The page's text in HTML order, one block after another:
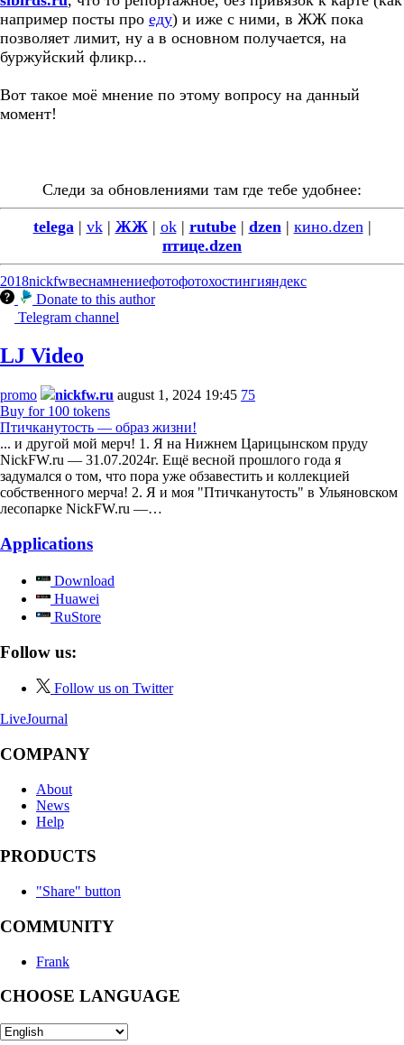
например посты про еду) и иже с ними, в ЖЖ пока
позволяет лимит, ну а в основном получается, на
буржуйский фликр...
Вот такое моё мнение по этому вопросу на данный
момент!
Следи за обновлениями там где тебе удобнее:
telega| vk| ЖЖ| ok| rutube| dzen| кино.dzen|
птице.dzen
2018nickfwвеснамнениефотофотохостингияндекс
Donate to this author
Telegram channel
LJ Video
promo nickfw.ru august 1, 2024 19:45 75
Buy for 100 tokens
Птичканутость — образ жизни!
... и другой мой мерч! 1. Я на Нижнем Царицынском пруду
NickFW.ru — 31.07.2024г. Ещё весной прошлого года я
задумался о том, что пора уже обзавестить и коллекцией
собственного мерча! 2. Я и моя "Птичканутость" в Ульяновском
лесопарке NickFW.ru —…
Applications
Download
Huawei
RuStore
Follow us:
Follow us on Twitter
LiveJournal
COMPANY
About
News
Help
PRODUCTS
"Share" button
COMMUNITY
Frank
CHOOSE LANGUAGE